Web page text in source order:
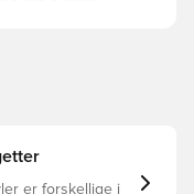
er forskellige i